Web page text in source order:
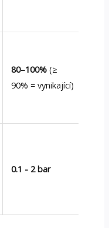
80–100% (≥
90% = vynikající)
0.1 - 2 bar